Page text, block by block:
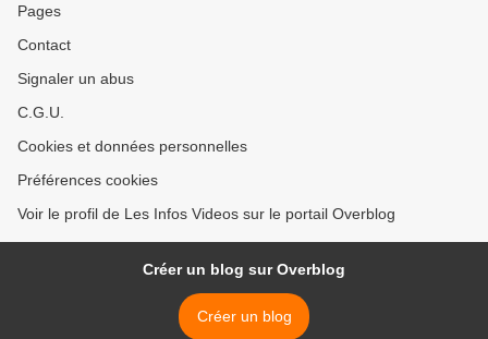
Pages
Contact
Signaler un abus
C.G.U.
Cookies et données personnelles
Préférences cookies
Voir le profil de Les Infos Videos sur le portail Overblog
Créer un blog sur Overblog
Créer un blog